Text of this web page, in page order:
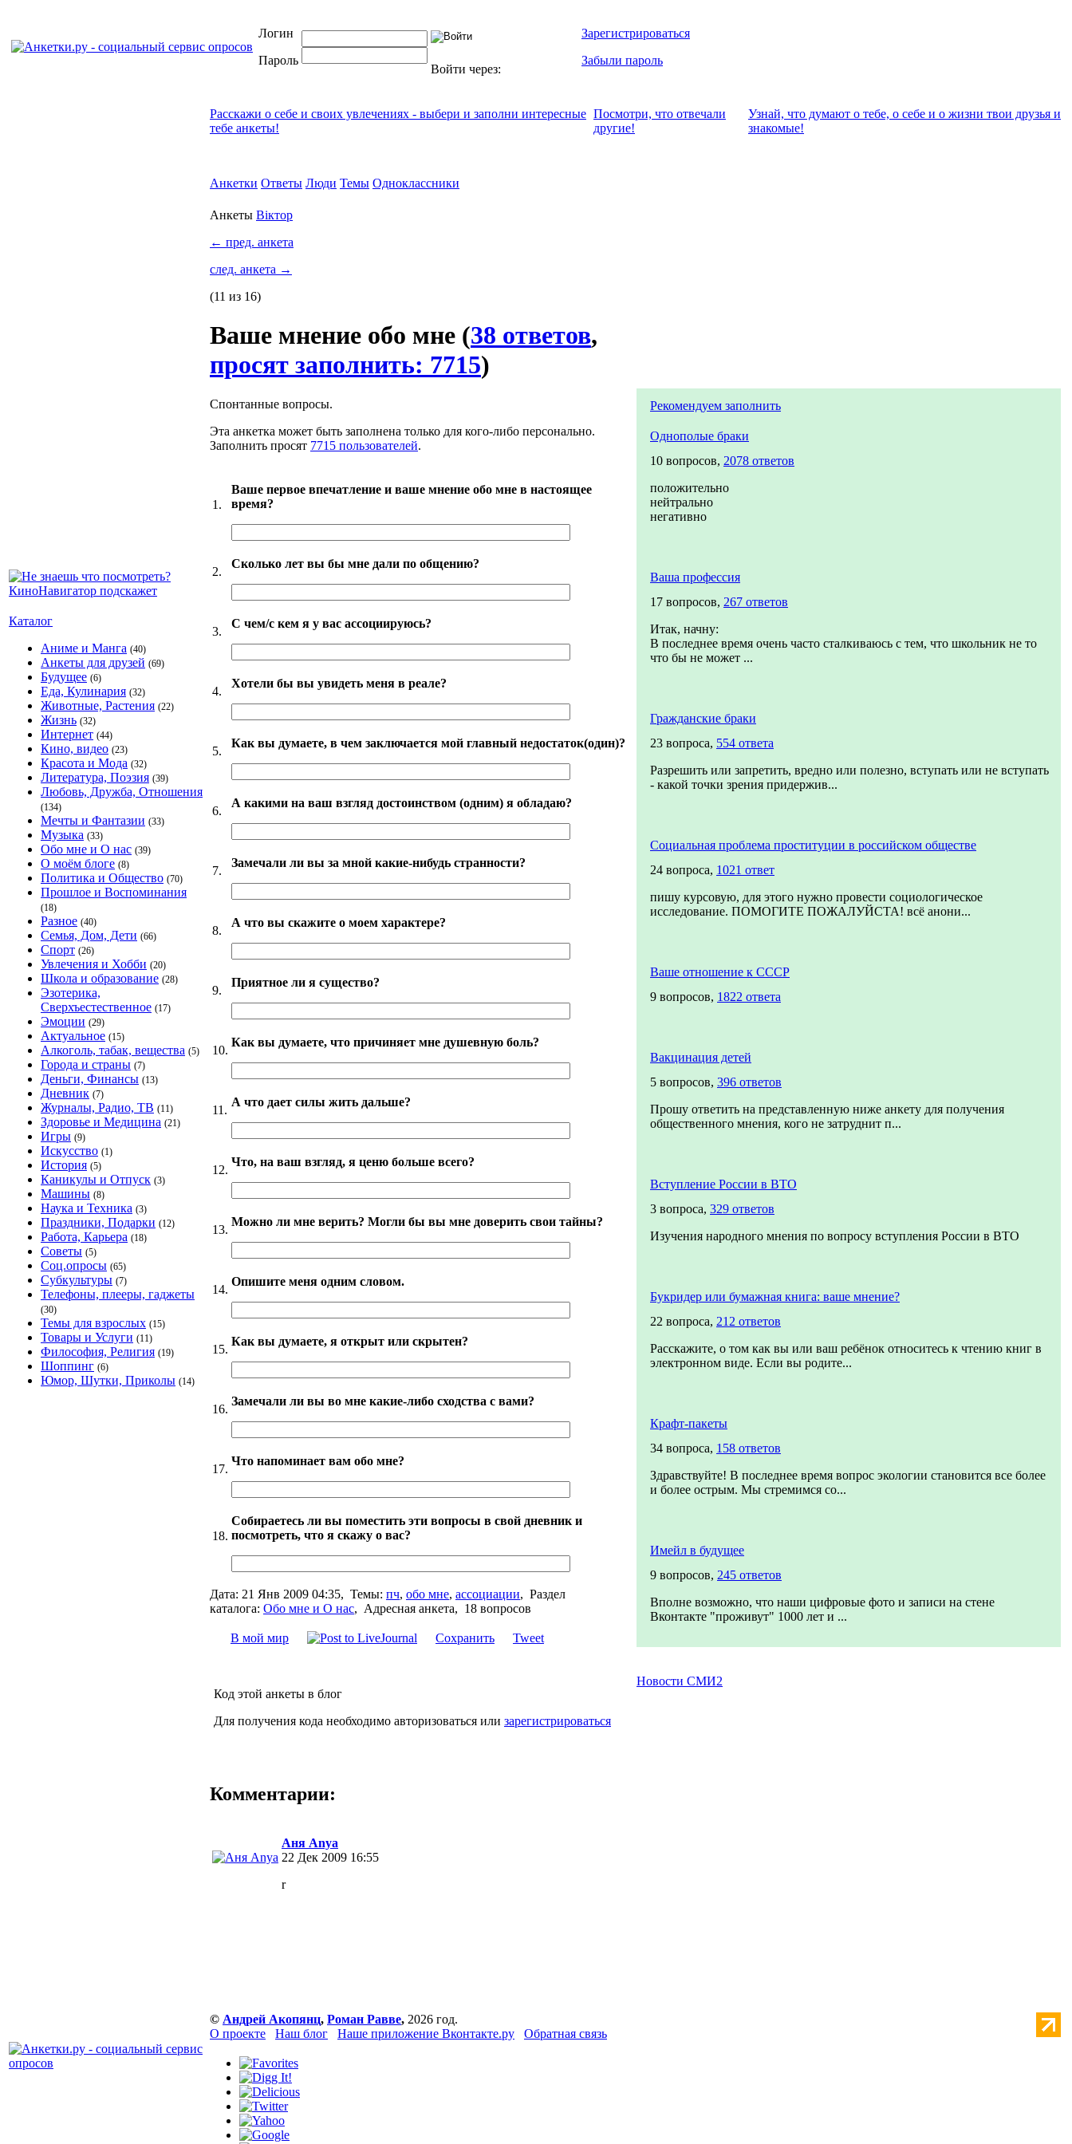
Логин
Пароль
Войти через:
Зарегистрироваться
Забыли пароль
Каталог
Аниме и Манга (40)
Анкеты для друзей (69)
Будущее (6)
Еда, Кулинария (32)
Животные, Растения (22)
Жизнь (32)
Интернет (44)
Кино, видео (23)
Красота и Мода (32)
Литература, Поэзия (39)
Любовь, Дружба, Отношения
(134)
Мечты и Фантазии (33)
Музыка (33)
Обо мне и О нас (39)
О моём блоге (8)
Политика и Общество (70)
Прошлое и Воспоминания
(18)
Разное (40)
Семья, Дом, Дети (66)
Спорт (26)
Увлечения и Хобби (20)
Школа и образование (28)
Эзотерика,
Сверхъестественное (17)
Эмоции (29)
Актуальное (15)
Алкоголь, табак, вещества (5)
Города и страны (7)
Деньги, Финансы (13)
Дневник (7)
Журналы, Радио, ТВ (11)
Здоровье и Медицина (21)
Игры (9)
Искусство (1)
История (5)
Каникулы и Отпуск (3)
Машины (8)
Наука и Техника (3)
Праздники, Подарки (12)
Работа, Карьера (18)
Советы (5)
Соц.опросы (65)
Субкультуры (7)
Телефоны, плееры, гаджеты
(30)
Темы для взрослых (15)
Товары и Услуги (11)
Философия, Религия (19)
Шоппинг (6)
Юмор, Шутки, Приколы (14)
Расскажи о себе и своих увлечениях - выбери и заполни интересные
тебе анкеты!
Посмотри, что отвeчали
другие!
Узнай, что думают о тебе, о себе и о жизни твои друзья и
знакомые!
Анкетки Ответы Люди Темы Одноклассники
Анкеты Віктор
← пред. анкета
след. анкета →
(11 из 16)
Ваше мнение обо мне (38 ответов,
просят заполнить: 7715)
Спонтанные вопросы.
Эта анкетка может быть заполнена только для кого-либо персонально.
Заполнить просят 7715 пользователей.
1.
Ваше первое впечатление и ваше мнение обо мне в настоящее
время?
2.
Сколько лет вы бы мне дали по общению?
3.
С чем/с кем я у вас ассоциируюсь?
4.
Хотели бы вы увидеть меня в реале?
5.
Как вы думаете, в чем заключается мой главный недостаток(один)?
6.
А какими на ваш взгляд достоинством (одним) я обладаю?
7.
Замечали ли вы за мной какие-нибудь странности?
8.
А что вы скажите о моем характере?
9.
Приятное ли я существо?
10.
Как вы думаете, что причиняет мне душевную боль?
11.
А что дает силы жить дальше?
12.
Что, на ваш взгляд, я ценю больше всего?
13.
Можно ли мне верить? Могли бы вы мне доверить свои тайны?
14.
Опишите меня одним словом.
15.
Как вы думаете, я открыт или скрытен?
16.
Замечали ли вы во мне какие-либо сходства с вами?
17.
Что напоминает вам обо мне?
18.
Собираетесь ли вы поместить эти вопросы в свой дневник и
посмотреть, что я скажу о вас?
Дата: 21 Янв 2009 04:35, Темы: пч, обо мне, ассоциации, Раздел
каталога: Обо мне и О нас, Адресная анкета, 18 вопросов
В мой мир Сохранить Tweet
Код этой анкеты в блог
Для получения кода необходимо авторизоваться или зарегистрироваться
Комментарии:
Аня Anya
22 Дек 2009 16:55
r
Рекомендуем заполнить
Однополые браки
10 вопросов, 2078 ответов
положительно
нейтрально
негативно
Ваша профессия
17 вопросов, 267 ответов
Итак, начну:
В последнее время очень часто сталкиваюсь с тем, что школьник не то
что бы не может ...
Гражданские браки
23 вопроса, 554 ответа
Разрешить или запретить, вредно или полезно, вступать или не вступать
- какой точки зрения придержив...
Социальная проблема проституции в российском обществе
24 вопроса, 1021 ответ
пишу курсовую, для этого нужно провести социологическое
исследование. ПОМОГИТЕ ПОЖАЛУЙСТА! всё анони...
Ваше отношение к СССР
9 вопросов, 1822 ответа
Вакцинация детей
5 вопросов, 396 ответов
Прошу ответить на представленную ниже анкету для получения
общественного мнения, кого не затруднит п...
Вступление России в ВТО
3 вопроса, 329 ответов
Изучения народного мнения по вопросу вступления России в ВТО
Букридер или бумажная книга: ваше мнение?
22 вопроса, 212 ответов
Расскажите, о том как вы или ваш ребёнок относитесь к чтению книг в
электронном виде. Если вы родите...
Крафт-пакеты
34 вопроса, 158 ответов
Здравствуйте! В последнее время вопрос экологии становится все более
и более острым. Мы стремимся со...
Имейл в будущее
9 вопросов, 245 ответов
Вполне возможно, что наши цифровые фото и записи на стене
Вконтакте "проживут" 1000 лет и ...
Новости СМИ2
© Андрей Акопянц, Роман Равве, 2026 год.
О проекте
Наш блог Наше приложение Вконтакте.ру Обратная связь